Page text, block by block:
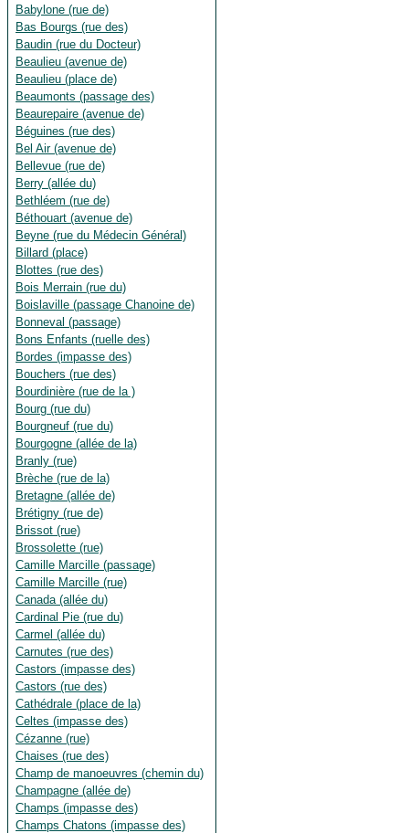
Babylone (rue de)
Bas Bourgs (rue des)
Baudin (rue du Docteur)
Beaulieu (avenue de)
Beaulieu (place de)
Beaumonts (passage des)
Beaurepaire (avenue de)
Béguines (rue des)
Bel Air (avenue de)
Bellevue (rue de)
Berry (allée du)
Bethléem (rue de)
Béthouart (avenue de)
Beyne (rue du Médecin Général)
Billard (place)
Blottes (rue des)
Bois Merrain (rue du)
Boislaville (passage Chanoine de)
Bonneval (passage)
Bons Enfants (ruelle des)
Bordes (impasse des)
Bouchers (rue des)
Bourdinière (rue de la )
Bourg (rue du)
Bourgneuf (rue du)
Bourgogne (allée de la)
Branly (rue)
Brèche (rue de la)
Bretagne (allée de)
Brétigny (rue de)
Brissot (rue)
Brossolette (rue)
Camille Marcille (passage)
Camille Marcille (rue)
Canada (allée du)
Cardinal Pie (rue du)
Carmel (allée du)
Carnutes (rue des)
Castors (impasse des)
Castors (rue des)
Cathédrale (place de la)
Celtes (impasse des)
Cézanne (rue)
Chaises (rue des)
Champ de manoeuvres (chemin du)
Champagne (allée de)
Champs (impasse des)
Champs Chatons (impasse des)